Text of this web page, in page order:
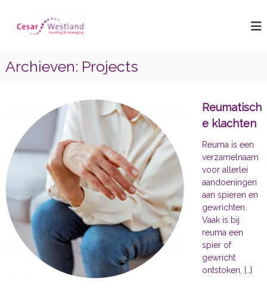
a
r
s
l
a
n
d
Archieven: Projects
Reumatisch
e klachten
Reuma is een
verzamelnaam
voor allerlei
aandoeningen
aan spieren en
gewrichten.
Vaak is bij
reuma een
spier of
gewricht
ontstoken, […]